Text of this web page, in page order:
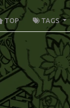
TOP TAGS